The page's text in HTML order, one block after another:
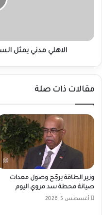
الاهلي مدني يمثل
مقالات ذات صلة
وزير الطاقة يرجّح وصول معدات
صيانة محطة سد مروي اليوم
أغسطس 5, 2026